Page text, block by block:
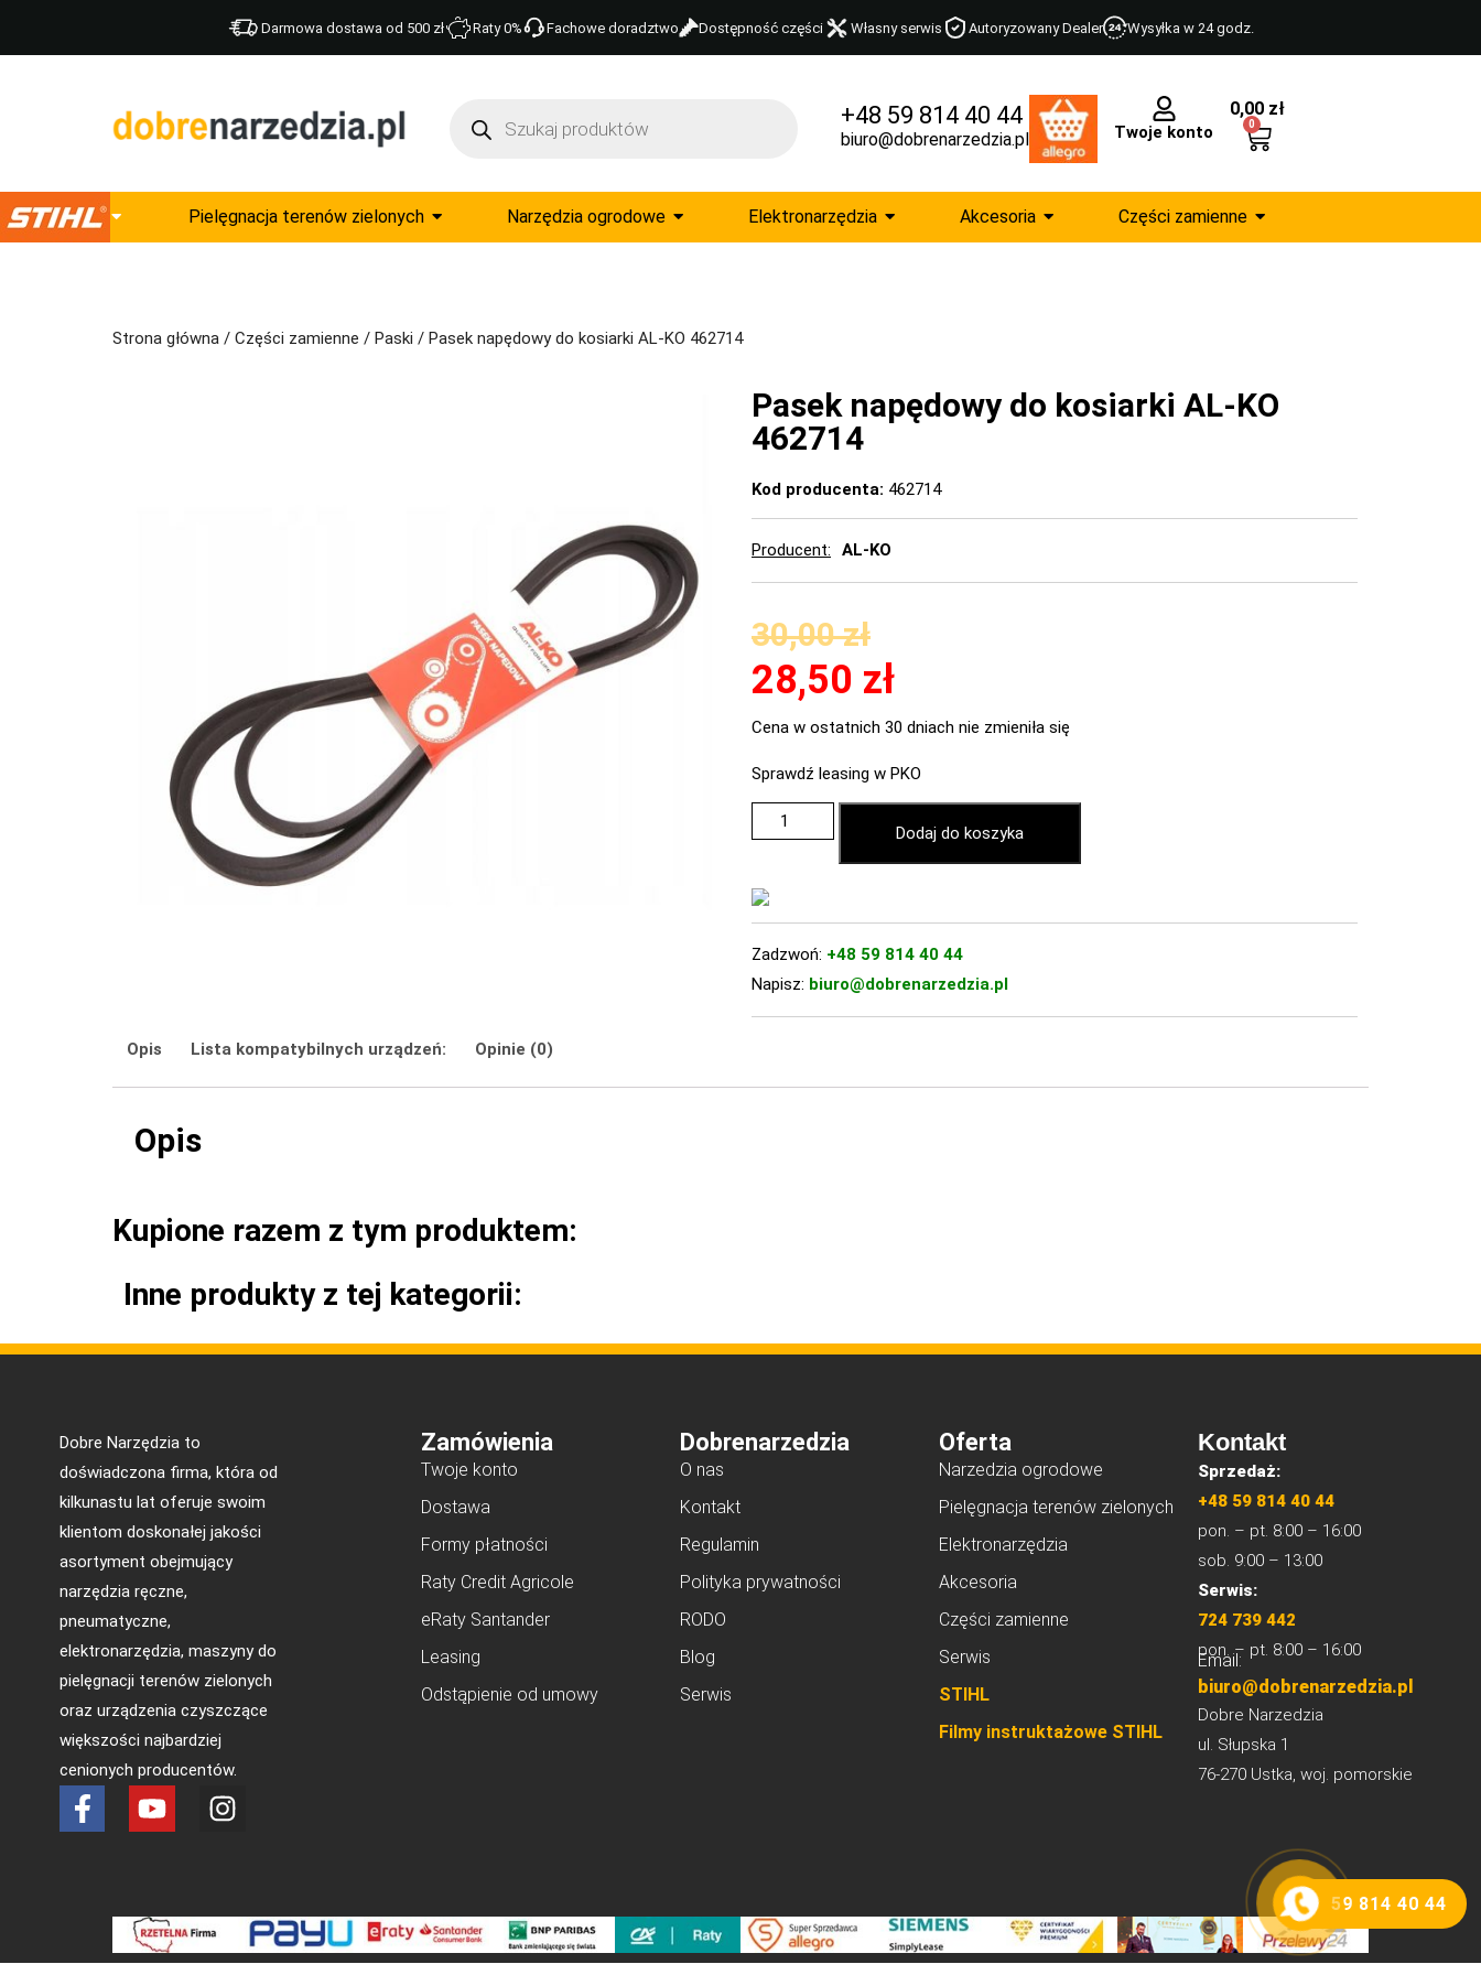
Darmowa dostawa od 500 zł Raty 0% Fachowe doradztwo Dostępność części Własny serwis Autoryzowany Dealer Wysyłka w 24 godz.
+48 59 814 40 44
biuro@dobrenarzedzia.pl Twoje konto
0,00 zł
0
Pielęgnacja terenów zielonych Narzędzia ogrodowe Elektronarzędzia Akcesoria Części zamienne
Strona główna / Części zamienne / Paski / Pasek napędowy do kosiarki AL-KO 462714
Pasek napędowy do kosiarki AL-KO
462714
Kod producenta: 462714
Producent AL-KO
30,00zł
28,50 zł
Cena w ostatnich 30 dniach nie zmieniła się
Sprawdź leasing w PKO
Dodaj do koszyka
Zadzwoń: +48 59 814 40 44
Napisz: biuro@dobrenarzedzia.pl
Opis Lista kompatybilnych urządzeń: Opinie (0)
Opis
Kupione razem z tym produktem:
Inne produkty z tej kategorii:
Dobre Narzędzia to
doświadczona firma, która od
kilkunastu lat oferuje swoim
klientom doskonałej jakości
asortyment obejmujący
narzędzia ręczne,
pneumatyczne,
elektronarzędzia, maszyny do
pielęgnacji terenów zielonych
oraz urządzenia czyszczące
większości najbardziej
cenionych producentów.
Zamówienia
Twoje konto
Dostawa
Formy płatności
Raty Credit Agricole
eRaty Santander
Leasing
Odstąpienie od umowy
Dobrenarzedzia
O nas
Kontakt
Regulamin
Polityka prywatności
RODO
Blog
Serwis
Oferta
Narzedzia ogrodowe
Pielęgnacja terenów zielonych
Elektronarzędzia
Akcesoria
Części zamienne
Serwis
STIHL
Filmy instruktażowe STIHL
Kontakt
Sprzedaż:
+48 59 814 40 44
pon. – pt. 8:00 – 16:00
sob. 9:00 – 13:00
Serwis:
724 739 442
pon. – pt. 8:00 – 16:00
Email:
biuro@dobrenarzedzia.pl
Dobre Narzedzia
ul. Słupska 1
76-270 Ustka, woj. pomorskie
59 814 40 44